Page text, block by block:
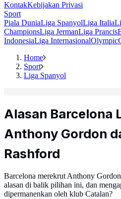
KontakKebijakan Privasi
Sport
Piala DuniaLiga SpanyolLiga Italia
ChampionsLiga JermanLiga Prancis
IndonesiaLiga InternasionalOlympic
Home
Sport
Liga Spanyol
Alasan Barcelona
Anthony Gordon
Rashford
Barcelona merekrut Anthony
alasan di balik pilihan ini, dan
dipermanenkan oleh klub Catalan?